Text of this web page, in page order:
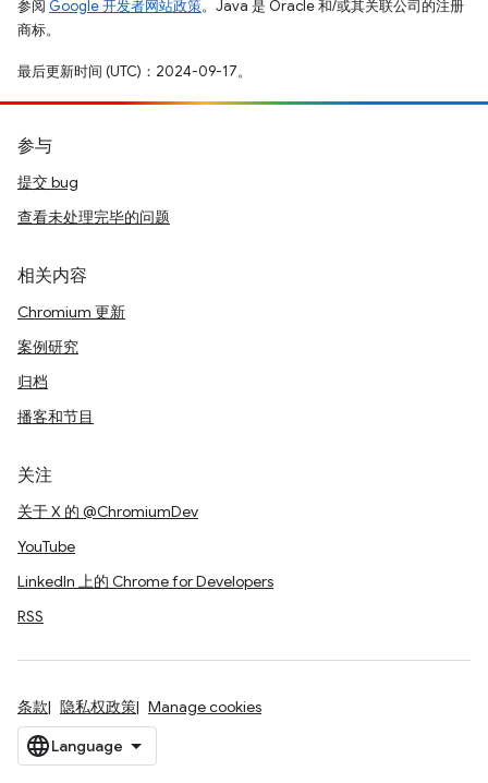
参阅 Google 开发者网站政策。Java 是 Oracle 和/或其关联公司的注册
商标。
最后更新时间 (UTC)：2024-09-17。
参与
提交 bug
查看未处理完毕的问题
相关内容
Chromium 更新
案例研究
归档
播客和节目
关注
关于 X 的 @ChromiumDev
YouTube
LinkedIn 上的 Chrome for Developers
RSS
条款 隐私权政策 Manage cookies